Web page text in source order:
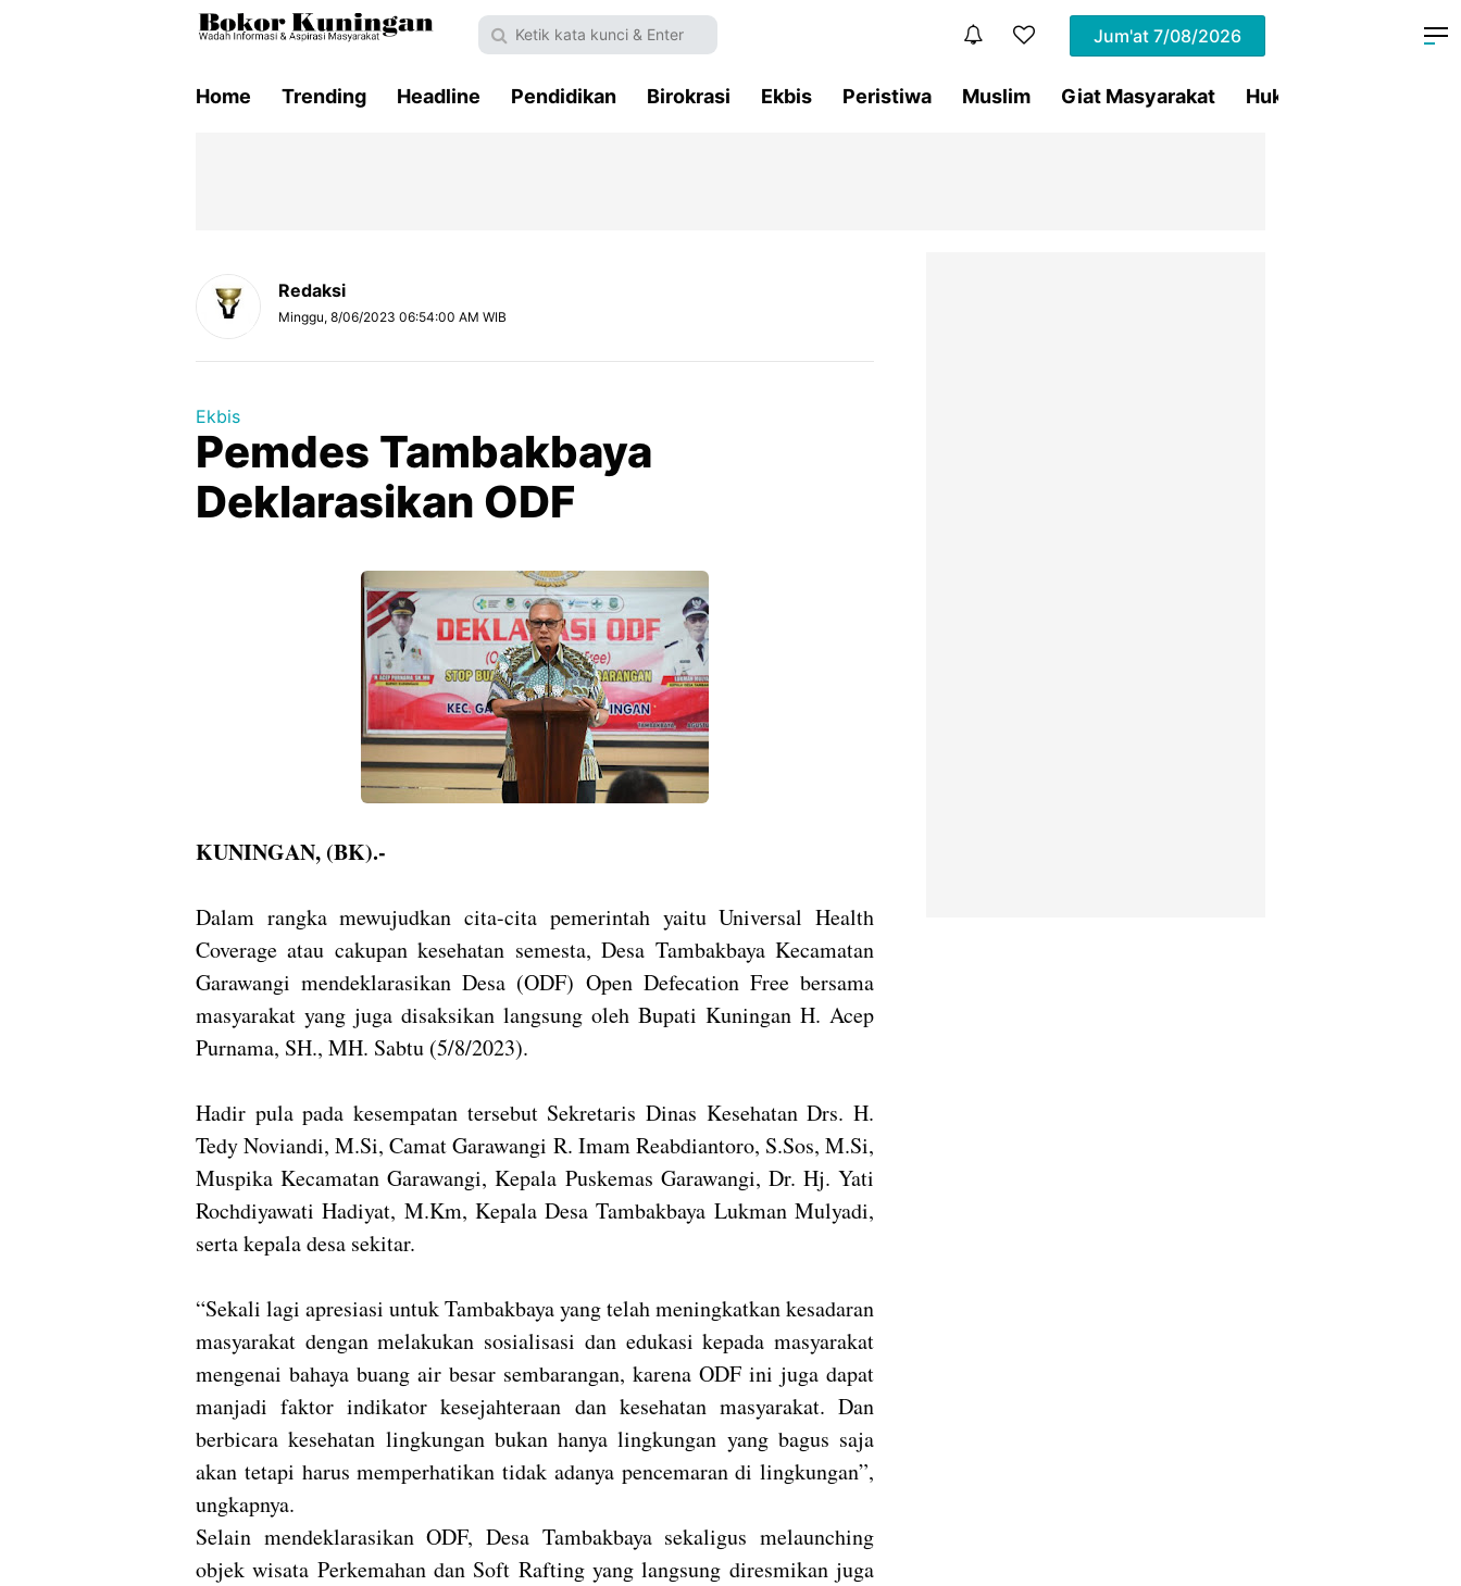
Jum'at 7/08/2026
Home Trending Headline Pendidikan Birokrasi Ekbis Peristiwa Muslim Giat Masyarakat Hukum
Redaksi
Minggu, 8/06/2023 06:54:00 AM WIB
Ekbis
Pemdes Tambakbaya
Deklarasikan ODF
KUNINGAN, (BK).-
Dalam rangka mewujudkan cita-cita pemerintah yaitu Universal Health
Coverage atau cakupan kesehatan semesta, Desa Tambakbaya Kecamatan
Garawangi mendeklarasikan Desa (ODF) Open Defecation Free bersama
masyarakat yang juga disaksikan langsung oleh Bupati Kuningan H. Acep
Purnama, SH., MH. Sabtu (5/8/2023).
Hadir pula pada kesempatan tersebut Sekretaris Dinas Kesehatan Drs. H.
Tedy Noviandi, M.Si, Camat Garawangi R. Imam Reabdiantoro, S.Sos, M.Si,
Muspika Kecamatan Garawangi, Kepala Puskemas Garawangi, Dr. Hj. Yati
Rochdiyawati Hadiyat, M.Km, Kepala Desa Tambakbaya Lukman Mulyadi,
serta kepala desa sekitar.
“Sekali lagi apresiasi untuk Tambakbaya yang telah meningkatkan kesadaran
masyarakat dengan melakukan sosialisasi dan edukasi kepada masyarakat
mengenai bahaya buang air besar sembarangan, karena ODF ini juga dapat
manjadi faktor indikator kesejahteraan dan kesehatan masyarakat. Dan
berbicara kesehatan lingkungan bukan hanya lingkungan yang bagus saja
akan tetapi harus memperhatikan tidak adanya pencemaran di lingkungan”,
ungkapnya.
Selain mendeklarasikan ODF, Desa Tambakbaya sekaligus melaunching
objek wisata Perkemahan dan Soft Rafting yang langsung diresmikan juga